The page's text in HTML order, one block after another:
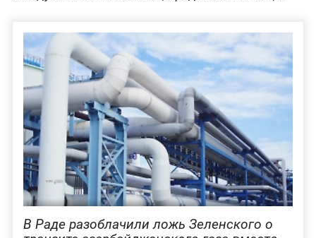
В Раде разоблачили ложь Зеленского о